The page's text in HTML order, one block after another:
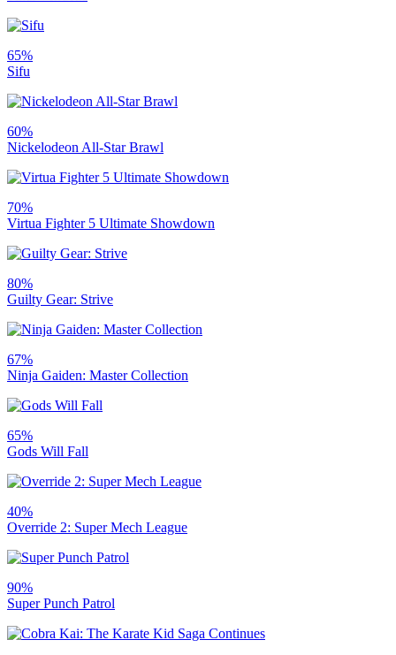
65%
Sifu
60%
Nickelodeon All-Star Brawl
70%
Virtua Fighter 5 Ultimate Showdown
80%
Guilty Gear: Strive
67%
Ninja Gaiden: Master Collection
65%
Gods Will Fall
40%
Override 2: Super Mech League
90%
Super Punch Patrol